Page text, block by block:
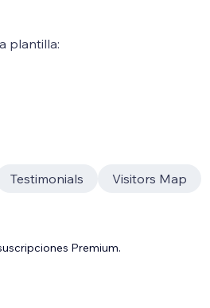
plantilla:
Testimonials
Visitors Map
Premium.